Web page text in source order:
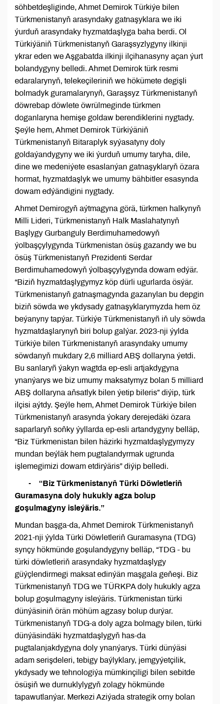
söhbetdeşliginde, Ahmet Demirok Türkiýe bilen
Türkmenistanyň arasyndaky gatnaşyklara we iki
ýurduň arasyndaky hyzmatdaşlyga baha berdi. Ol
Türkiýäniň Türkmenistanyň Garaşsyzlygyny ilkinji
ykrar eden we Aşgabatda ilkinji ilçihanasyny açan ýurt
bolandygyny belledi. Ahmet Demirok türk resmi
edaralarynyň, telekeçileriniň we hökümete degişli
bolmadyk guramalarynyň, Garaşsyz Türkmenistanyň
döwrebap döwlete öwrülmeginde türkmen
doganlaryna hemişe goldaw berendiklerini nygtady.
Şeýle hem, Ahmet Demirok Türkiýäniň
Türkmenistanyň Bitaraplyk syýasatyny doly
goldaýandygyny we iki ýurduň umumy taryha, dile,
dine we medeniýete esaslanýan gatnaşyklaryň özara
hormat, hyzmatdaşlyk we umumy bähbitler esasynda
dowam edýändigini nygtady.
Ahmet Demirogyň aýtmagyna görä, türkmen halkynyň
Milli Lideri, Türkmenistanyň Halk Maslahatynyň
Başlygy Gurbanguly Berdimuhamedowyň
ýolbaşçylygynda Türkmenistan ösüş gazandy we bu
ösüş Türkmenistanyň Prezidenti Serdar
Berdimuhamedowyň ýolbaşçylygynda dowam edýär.
“Biziň hyzmatdaşlygymyz köp dürli ugurlarda ösýär.
Türkmenistanyň gatnaşmagynda gazanylan bu depgin
biziň söwda we ykdysady gatnaşyklarymyzda hem öz
beýanyny tapýar. Türkiýe Türkmenistanyñ iň uly söwda
hyzmatdaşlarynyň biri bolup galýar. 2023-nji ýylda
Türkiýe bilen Türkmenistanyň arasyndaky umumy
söwdanyň mukdary 2,6 milliard ABŞ dollaryna ýetdi.
Bu sanlaryñ ýakyn wagtda ep-esli artjakdygyna
ynanýarys we biz umumy maksatymyz bolan 5 milliard
ABŞ dollaryna aňsatlyk bilen ýetip bileris” diýip, türk
ilçisi aýtdy. Şeýle hem, Ahmet Demirok Türkiýe bilen
Türkmenistanyň arasynda ýokary derejedäki özara
saparlaryň soňky ýyllarda ep-esli artandygyny belläp,
“Biz Türkmenistan bilen häzirki hyzmatdaşlygymyzy
mundan beýläk hem pugtalandyrmak ugrunda
işlemegimizi dowam etdirýäris” diýip belledi.
- “Biz Türkmenistanyň Türki Döwletleriň
Guramasyna doly hukukly agza bolup
goşulmagyny isleýäris.”
Mundan başga-da, Ahmet Demirok Türkmenistanyň
2021-nji ýylda Türki Döwletleriň Guramasyna (TDG)
synçy hökmünde goşulandygyny belläp, “TDG - bu
türki döwletleriň arasyndaky hyzmatdaşlygy
güýçlendirmegi maksat edinýän maşgala geňeşi. Biz
Türkmenistanyň TDG we TÜRKPA doly hukukly agza
bolup goşulmagyny isleýäris. Türkmenistan türki
dünýäsiniň örän möhüm agzasy bolup durýar.
Türkmenistanyň TDG-a doly agza bolmagy bilen, türki
dünýäsindäki hyzmatdaşlygyň has-da
pugtalanjakdygyna doly ynanýarys. Türki dünýäsi
adam serişdeleri, tebigy baýlyklary, jemgyýetçilik,
ykdysady we tehnologiýa mümkinçiligi bilen sebitde
ösüşiň we durnuklylygyň zolagy hökmünde
tapawutlanýar. Merkezi Aziýada strategik orny bolan